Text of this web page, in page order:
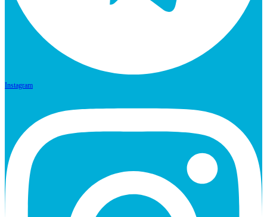
Instagram